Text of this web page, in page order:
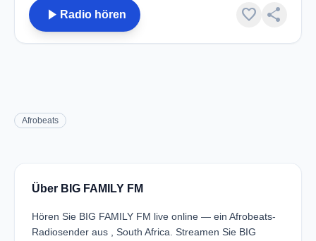
play_arrow Radio hören favorite share
Afrobeats
Über BIG FAMILY FM
Hören Sie BIG FAMILY FM live online — ein Afrobeats-
Radiosender aus , South Africa. Streamen Sie BIG